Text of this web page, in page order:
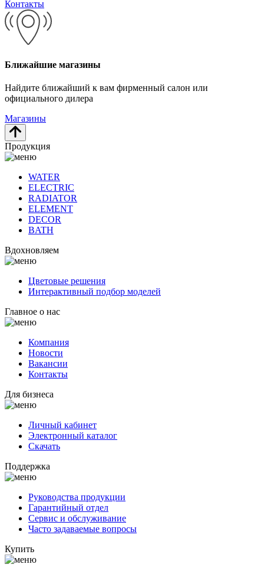
Контакты
Ближайшие магазины
Найдите ближайший к вам фирменный салон или
официального дилера
Магазины
Продукция
WATER
ELECTRIC
RADIATOR
ELEMENT
DECOR
BATH
Вдохновляем
Цветовые решения
Интерактивный подбор моделей
Главное о нас
Компания
Новости
Вакансии
Контакты
Для бизнеса
Личный кабинет
Электронный каталог
Скачать
Поддержка
Руководства продукции
Гарантийный отдел
Сервис и обслуживание
Часто задаваемые вопросы
Купить